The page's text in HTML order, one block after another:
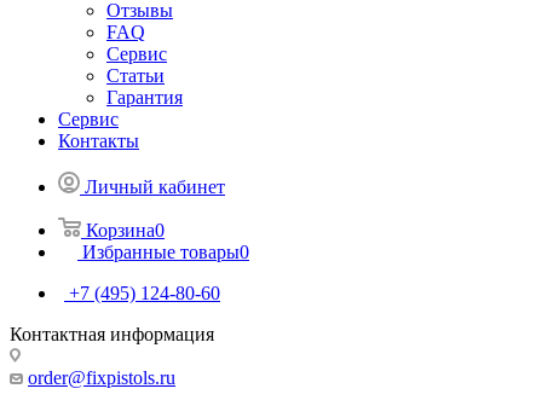
Отзывы
FAQ
Сервис
Статьи
Гарантия
Сервис
Контакты
Личный кабинет
Корзина0
Избранные товары0
+7 (495) 124-80-60
Контактная информация
order@fixpistols.ru